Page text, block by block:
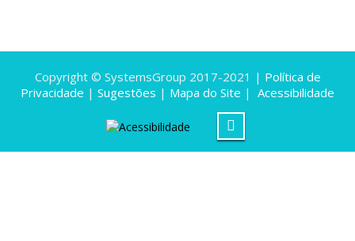
Copyright © SystemsGroup 2017-2021 | Política de
Privacidade | Sugestões | Mapa do Site | Acessibilidade